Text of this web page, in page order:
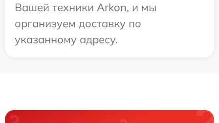
Вашей техники Arkon, и мы
организуем доставку по
указанному адресу.